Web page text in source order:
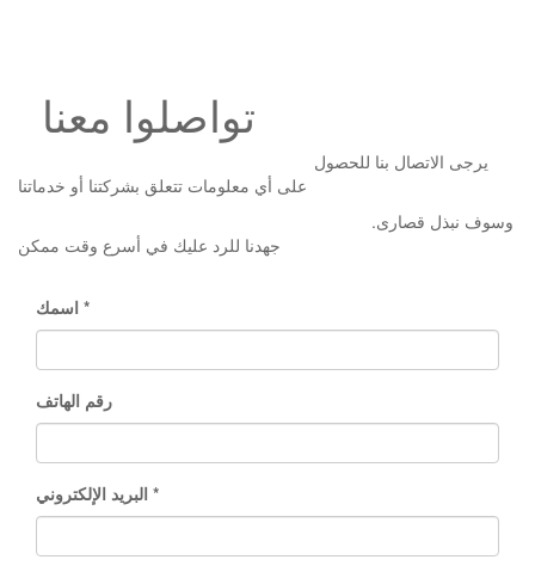
تواصلوا معنا
على أي معلومات تتعلق بشركتنا أو خدماتنا
.وسوف نبذل قصارى
جهدنا للرد عليك في أسرع وقت ممكن
اسمك
رقم الهاتف
البريد الإلكتروني